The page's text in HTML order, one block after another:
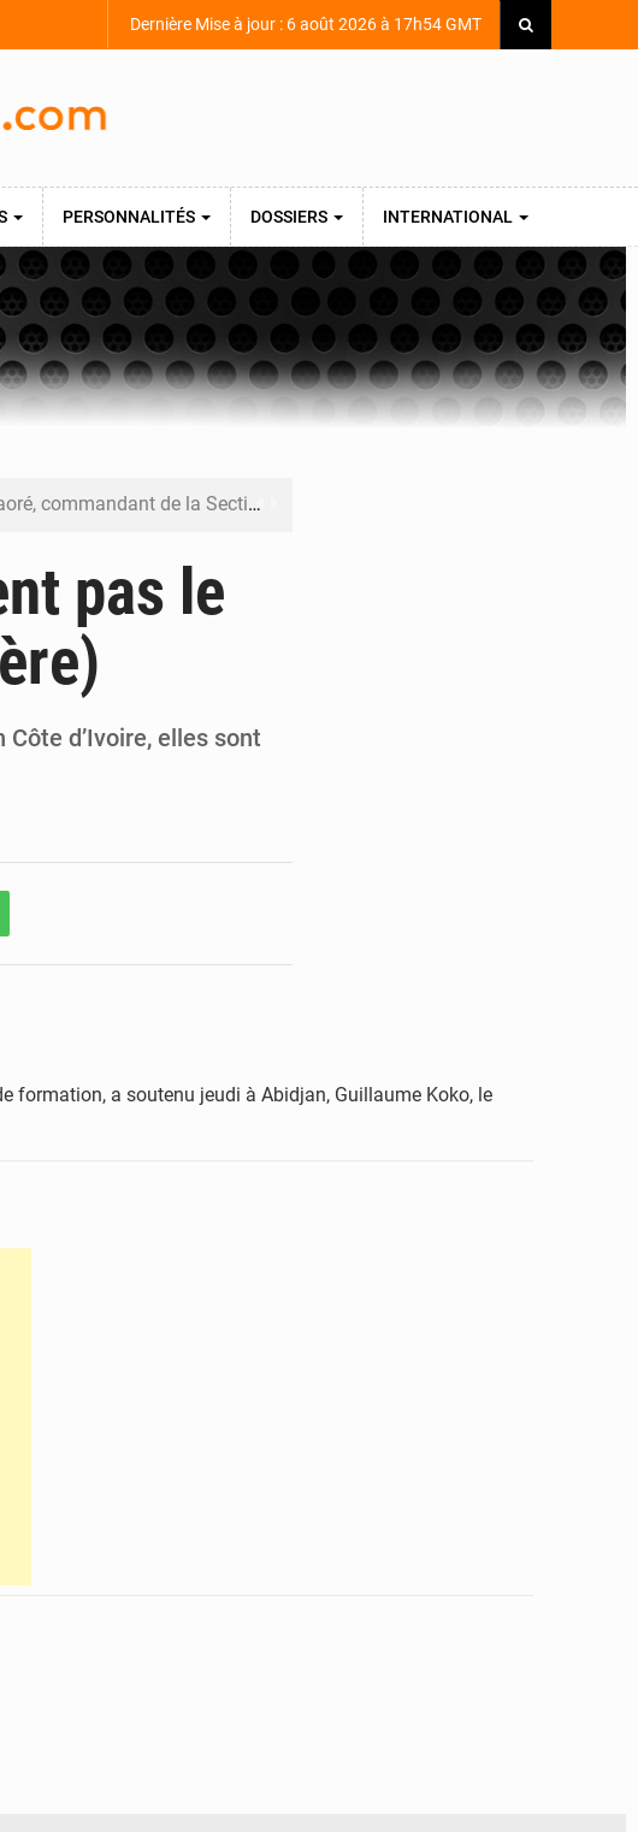
Dernière Mise à jour : 6 août 2026 à 17h54 GMT
PERSONNALITÉS DOSSIERS INTERNATIONAL
de la gendarmerie après une activité sportive
M€, un transfert record pour le RB Leipzig
une nation faite pour remporter des trophées »
pas le
d’Ivoire, elles sont
formation, a soutenu jeudi à Abidjan, Guillaume Koko, le